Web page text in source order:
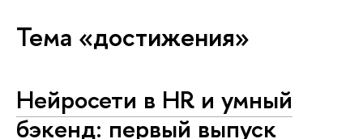
Тема «достижения»
Нейросети в HR и умный
бэкенд: первый выпуск